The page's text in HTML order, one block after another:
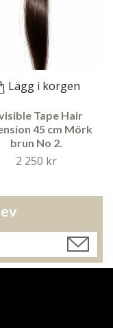
Lägg i korgen
Tape Hair
45 cm Mörk
brun No 2.
2 250 kr